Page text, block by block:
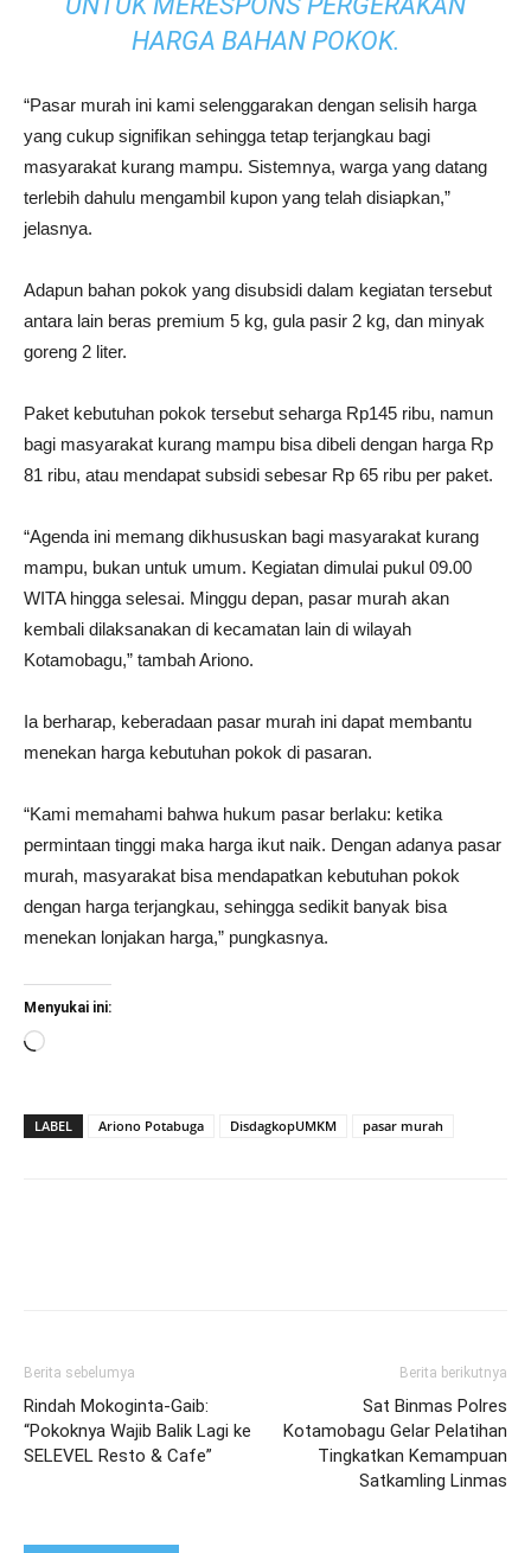
HARGA BAHAN POKOK.
“Pasar murah ini kami selenggarakan dengan selisih harga
yang cukup signifikan sehingga tetap terjangkau bagi
masyarakat kurang mampu. Sistemnya, warga yang datang
terlebih dahulu mengambil kupon yang telah disiapkan,”
jelasnya.
Adapun bahan pokok yang disubsidi dalam kegiatan tersebut
antara lain beras premium 5 kg, gula pasir 2 kg, dan minyak
goreng 2 liter.
Paket kebutuhan pokok tersebut seharga Rp145 ribu, namun
bagi masyarakat kurang mampu bisa dibeli dengan harga Rp
81 ribu, atau mendapat subsidi sebesar Rp 65 ribu per paket.
“Agenda ini memang dikhususkan bagi masyarakat kurang
mampu, bukan untuk umum. Kegiatan dimulai pukul 09.00
WITA hingga selesai. Minggu depan, pasar murah akan
kembali dilaksanakan di kecamatan lain di wilayah
Kotamobagu,” tambah Ariono.
Ia berharap, keberadaan pasar murah ini dapat membantu
menekan harga kebutuhan pokok di pasaran.
“Kami memahami bahwa hukum pasar berlaku: ketika
permintaan tinggi maka harga ikut naik. Dengan adanya pasar
murah, masyarakat bisa mendapatkan kebutuhan pokok
dengan harga terjangkau, sehingga sedikit banyak bisa
menekan lonjakan harga,” pungkasnya.
Menyukai ini:
Memuat...
LABEL Ariono Potabuga DisdagkopUMKM pasar murah
Berita sebelumya
Rindah Mokoginta-Gaib:
“Pokoknya Wajib Balik Lagi ke
SELEVEL Resto & Cafe”
Berita berikutnya
Sat Binmas Polres
Kotamobagu Gelar Pelatihan
Tingkatkan Kemampuan
Satkamling Linmas